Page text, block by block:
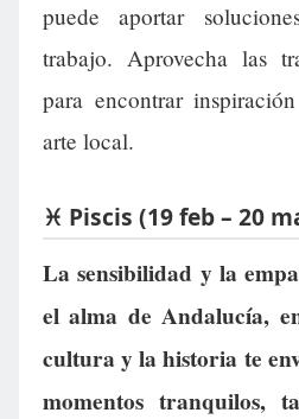
puede aportar
trabajo. Aprovecha las
para encontrar
arte local.
♓ Piscis (19 feb – 20
La sensibilidad y la
el alma de Andalucía,
cultura y la historia te
momentos tranquilos,